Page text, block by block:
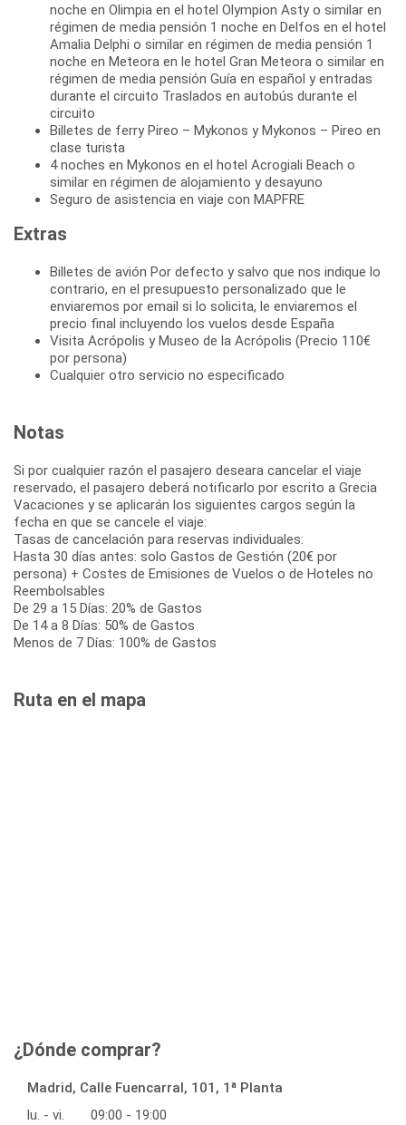
noche en Olimpia en el hotel Olympion Asty o similar en
régimen de media pensión 1 noche en Delfos en el hotel
Amalia Delphi o similar en régimen de media pensión 1
noche en Meteora en le hotel Gran Meteora o similar en
régimen de media pensión Guía en español y entradas
durante el circuito Traslados en autobús durante el
circuito
Billetes de ferry Pireo – Mykonos y Mykonos – Pireo en
clase turista
4 noches en Mykonos en el hotel Acrogiali Beach o
similar en régimen de alojamiento y desayuno
Seguro de asistencia en viaje con MAPFRE
Extras
Billetes de avión Por defecto y salvo que nos indique lo
contrario, en el presupuesto personalizado que le
enviaremos por email si lo solicita, le enviaremos el
precio final incluyendo los vuelos desde España
Visita Acrópolis y Museo de la Acrópolis (Precio 110€
por persona)
Cualquier otro servicio no especificado
Notas
Si por cualquier razón el pasajero deseara cancelar el viaje
reservado, el pasajero deberá notificarlo por escrito a Grecia
Vacaciones y se aplicarán los siguientes cargos según la
fecha en que se cancele el viaje:
Tasas de cancelación para reservas individuales:
Hasta 30 días antes: solo Gastos de Gestión (20€ por
persona) + Costes de Emisiones de Vuelos o de Hoteles no
Reembolsables
De 29 a 15 Días: 20% de Gastos
De 14 a 8 Días: 50% de Gastos
Menos de 7 Días: 100% de Gastos
Ruta en el mapa
¿Dónde comprar?
Madrid, Calle Fuencarral, 101, 1ª Planta
lu. - vi.
09:00 - 19:00